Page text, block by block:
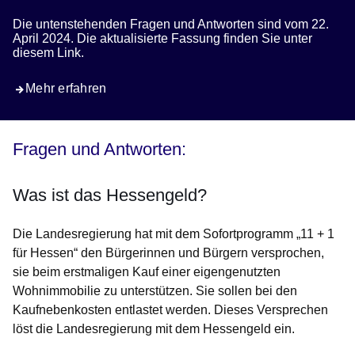
Die untenstehenden Fragen und Antworten sind vom 22.
April 2024. Die aktualisierte Fassung finden Sie unter
diesem Link.
Mehr erfahren
Fragen und Antworten:
Was ist das Hessengeld?
Die Landesregierung hat mit dem Sofortprogramm „11 + 1
für Hessen“ den Bürgerinnen und Bürgern versprochen,
sie beim erstmaligen Kauf einer eigengenutzten
Wohnimmobilie zu unterstützen. Sie sollen bei den
Kaufnebenkosten entlastet werden. Dieses Versprechen
löst die Landesregierung mit dem Hessengeld ein.